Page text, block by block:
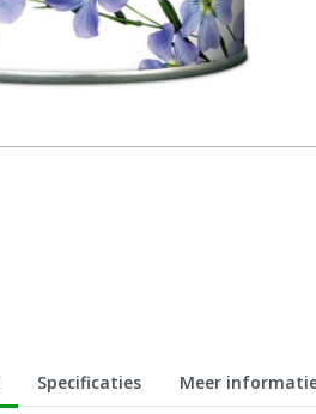
Specificaties Meer